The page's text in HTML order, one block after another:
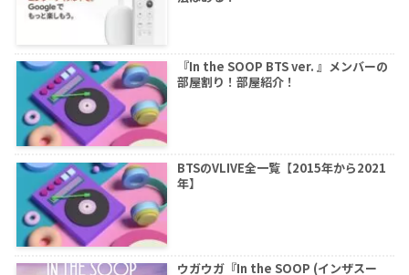
『In the SOOP BTS ver. 』メンバーの
部屋割り！部屋紹介！
BTSのVLIVE全一覧【2015年から2021
年】
ウガウガ『In the SOOP (インザスー